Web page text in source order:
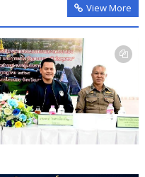
View More